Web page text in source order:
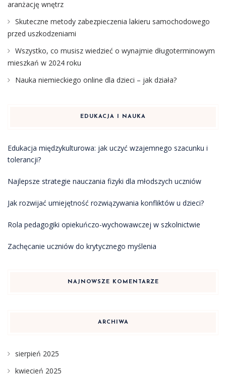
aranżację wnętrz
Skuteczne metody zabezpieczenia lakieru samochodowego
przed uszkodzeniami
Wszystko, co musisz wiedzieć o wynajmie długoterminowym
mieszkań w 2024 roku
Nauka niemieckiego online dla dzieci – jak działa?
EDUKACJA I NAUKA
Edukacja międzykulturowa: jak uczyć wzajemnego szacunku i
tolerancji?
Najlepsze strategie nauczania fizyki dla młodszych uczniów
Jak rozwijać umiejętność rozwiązywania konfliktów u dzieci?
Rola pedagogiki opiekuńczo-wychowawczej w szkolnictwie
Zachęcanie uczniów do krytycznego myślenia
NAJNOWSZE KOMENTARZE
ARCHIWA
sierpień 2025
kwiecień 2025